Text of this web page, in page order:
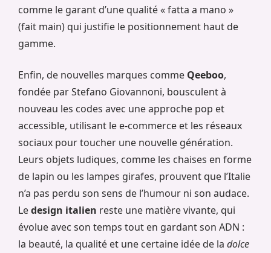
comme le garant d’une qualité « fatta a mano »
(fait main) qui justifie le positionnement haut de
gamme.
Enfin, de nouvelles marques comme Qeeboo,
fondée par Stefano Giovannoni, bousculent à
nouveau les codes avec une approche pop et
accessible, utilisant le e-commerce et les réseaux
sociaux pour toucher une nouvelle génération.
Leurs objets ludiques, comme les chaises en forme
de lapin ou les lampes girafes, prouvent que l’Italie
n’a pas perdu son sens de l’humour ni son audace.
Ledesign italien reste une matière vivante, qui
évolue avec son temps tout en gardant son ADN :
la beauté, la qualité et une certaine idée de la dolce